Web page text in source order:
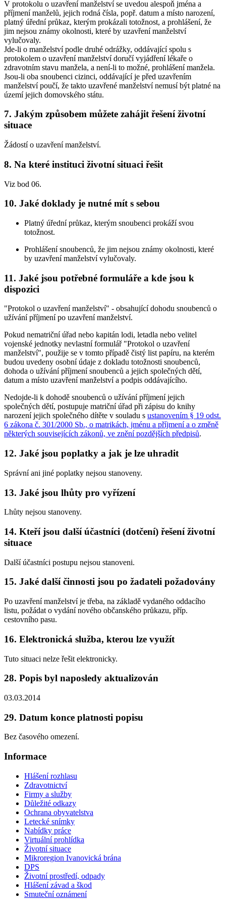
V protokolu o uzavření manželství se uvedou alespoň jména a
příjmení manželů, jejich rodná čísla, popř. datum a místo narození,
platný úřední průkaz, kterým prokázali totožnost, a prohlášení, že
jim nejsou známy okolnosti, které by uzavření manželství
vylučovaly.
Jde-li o manželství podle druhé odrážky, oddávající spolu s
protokolem o uzavření manželství doručí vyjádření lékaře o
zdravotním stavu manžela, a není-li to možné, prohlášení manžela.
Jsou-li oba snoubenci cizinci, oddávající je před uzavřením
manželství poučí, že takto uzavřené manželství nemusí být platné na
území jejich domovského státu.
7. Jakým způsobem můžete zahájit řešení životní
situace
Žádostí o uzavření manželství.
8. Na které instituci životní situaci řešit
Viz bod 06.
10. Jaké doklady je nutné mít s sebou
Platný úřední průkaz, kterým snoubenci prokáží svou
totožnost.
Prohlášení snoubenců, že jim nejsou známy okolnosti, které
by uzavření manželství vylučovaly.
11. Jaké jsou potřebné formuláře a kde jsou k
dispozici
"Protokol o uzavření manželství" - obsahující dohodu snoubenců o
užívání příjmení po uzavření manželství.
Pokud nematriční úřad nebo kapitán lodi, letadla nebo velitel
vojenské jednotky nevlastní formulář "Protokol o uzavření
manželství", použije se v tomto případě čistý list papíru, na kterém
budou uvedeny osobní údaje z dokladu totožnosti snoubenců,
dohoda o užívání příjmení snoubenců a jejich společných dětí,
datum a místo uzavření manželství a podpis oddávajícího.
Nedojde-li k dohodě snoubenců o užívání příjmení jejich
společných dětí, postupuje matriční úřad při zápisu do knihy
narození jejich společného dítěte v souladu s ustanovením § 19 odst.
6 zákona č. 301/2000 Sb., o matrikách, jménu a příjmení a o změně
některých souvisejících zákonů, ve znění pozdějších předpisů.
12. Jaké jsou poplatky a jak je lze uhradit
Správní ani jiné poplatky nejsou stanoveny.
13. Jaké jsou lhůty pro vyřízení
Lhůty nejsou stanoveny.
14. Kteří jsou další účastníci (dotčení) řešení životní
situace
Další účastníci postupu nejsou stanoveni.
15. Jaké další činnosti jsou po žadateli požadovány
Po uzavření manželství je třeba, na základě vydaného oddacího
listu, požádat o vydání nového občanského průkazu, příp.
cestovního pasu.
16. Elektronická služba, kterou lze využít
Tuto situaci nelze řešit elektronicky.
28. Popis byl naposledy aktualizován
03.03.2014
29. Datum konce platnosti popisu
Bez časového omezení.
Informace
Hlášení rozhlasu
Zdravotnictví
Firmy a služby
Důležité odkazy
Ochrana obyvatelstva
Letecké snímky
Nabídky práce
Virtuální prohlídka
Životní situace
Mikroregion Ivanovická brána
DPS
Životní prostředí, odpady
Hlášení závad a škod
Smuteční oznámení